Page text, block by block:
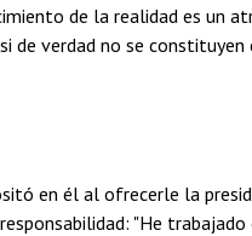
de la realidad es un
de verdad no se
en él al ofrecerle la
"He